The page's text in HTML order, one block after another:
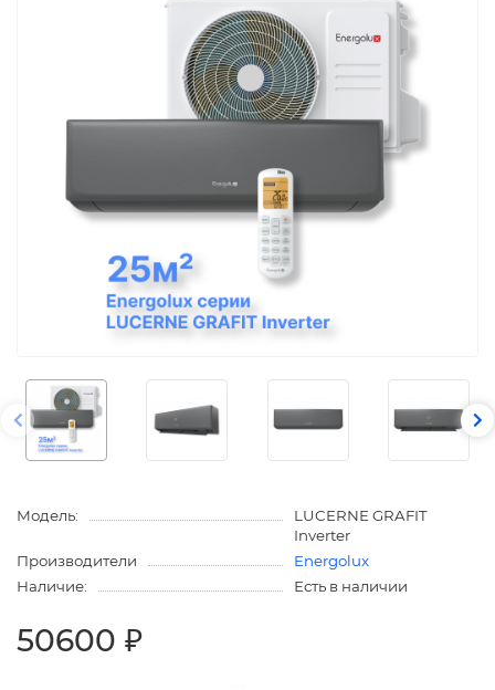
Модель:
LUCERNE GRAFIT
Inverter
Производители
Energolux
Наличие:
Есть в наличии
50600 ₽